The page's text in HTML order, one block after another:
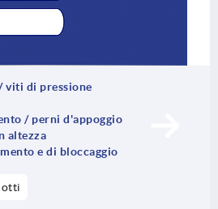
viti di pressione
/ perni d'appoggio
altezza
e di bloccaggio